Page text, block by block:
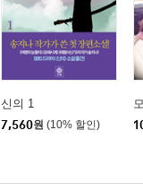
신의 1
7,560원 (10% 할인)